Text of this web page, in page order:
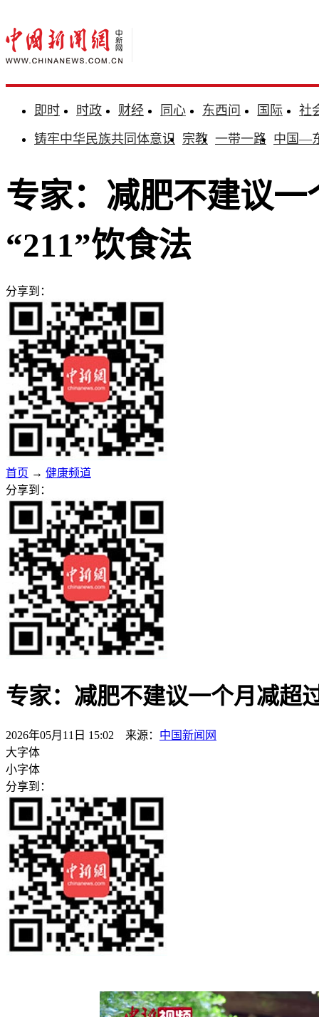
即时 时政 财经 同心 东西问 国际
社
铸牢中华民族共同体意识 宗教 一带一路 中国—
专家：减肥不建议
“211”饮食法
分享到：
首页 → 健康频道
分享到：
专家：减肥不建议一个月减超
2026年05月11日 15:02 来源： 中国新闻网
大字体
小字体
分享到：